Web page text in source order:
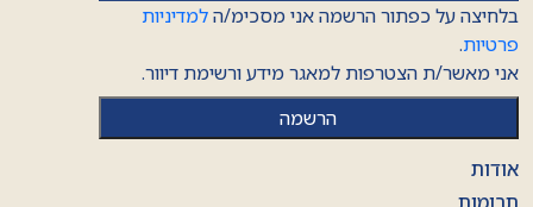
בלחיצה על כפתור הרשמה אני מסכימ/הלמדיניות
פרטיות.
אני מאשר/ת הצטרפות למאגר מידע ורשימת דיוור.
אודות